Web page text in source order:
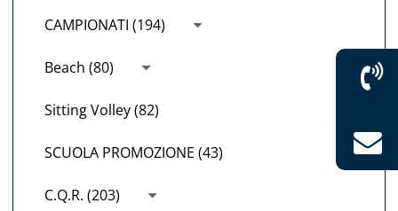
CAMPIONATI (194)
Beach (80)
Sitting Volley (82)
SCUOLA PROMOZIONE (43)
C.Q.R. (203)